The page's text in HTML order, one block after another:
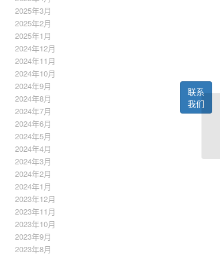
联系
我们
2025年3月
2025年2月
2025年1月
2024年12月
2024年11月
2024年10月
2024年9月
2024年8月
2024年7月
2024年6月
2024年5月
2024年4月
2024年3月
2024年2月
2024年1月
2023年12月
2023年11月
2023年10月
2023年9月
2023年8月